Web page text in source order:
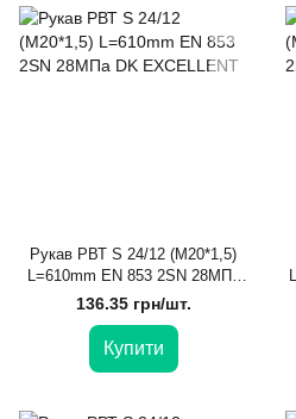
Рукав РВТ S 24/12 (М20*1,5)
L=610mm EN 853 2SN 28МПа
DK EXCELLENT
136.35 грн/шт.
Купити